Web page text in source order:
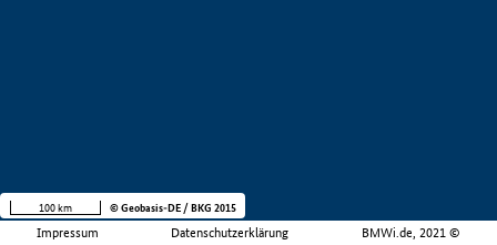
Impressum Datenschutzerklärung BMWi.de, 2021 ©
100 km © Geobasis-DE / BKG 2015